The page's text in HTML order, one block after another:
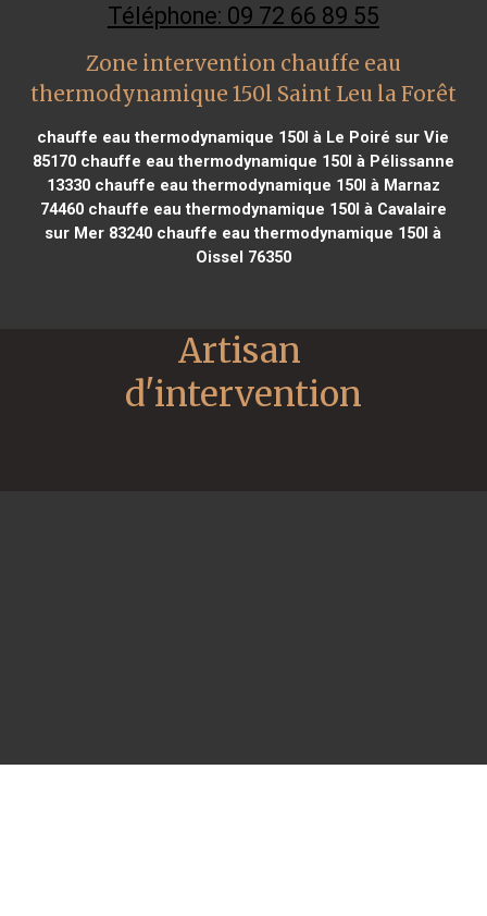
Téléphone: 09 72 66 89 55
Zone intervention chauffe eau
thermodynamique 150l Saint Leu la Forêt
chauffe eau thermodynamique 150l à Le Poiré sur Vie
85170chauffe eau thermodynamique 150l à Pélissanne
13330chauffe eau thermodynamique 150l à Marnaz
74460chauffe eau thermodynamique 150l à Cavalaire
sur Mer 83240 chauffe eau thermodynamique 150l à
Oissel 76350
Artisan
d'intervention